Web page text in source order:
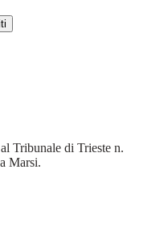
Tribunale di Trieste n.
Marsi.